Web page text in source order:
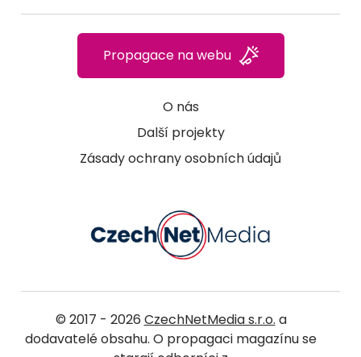
O nás
Další projekty
Zásady ochrany osobních údajů
Propagace na webu
© 2017 - 2026 CzechNetMedia s.r.o. a
dodavatelé obsahu. O propagaci magazínu se